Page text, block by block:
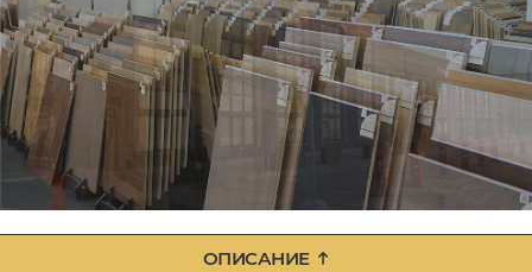
ОПИСАНИЕ